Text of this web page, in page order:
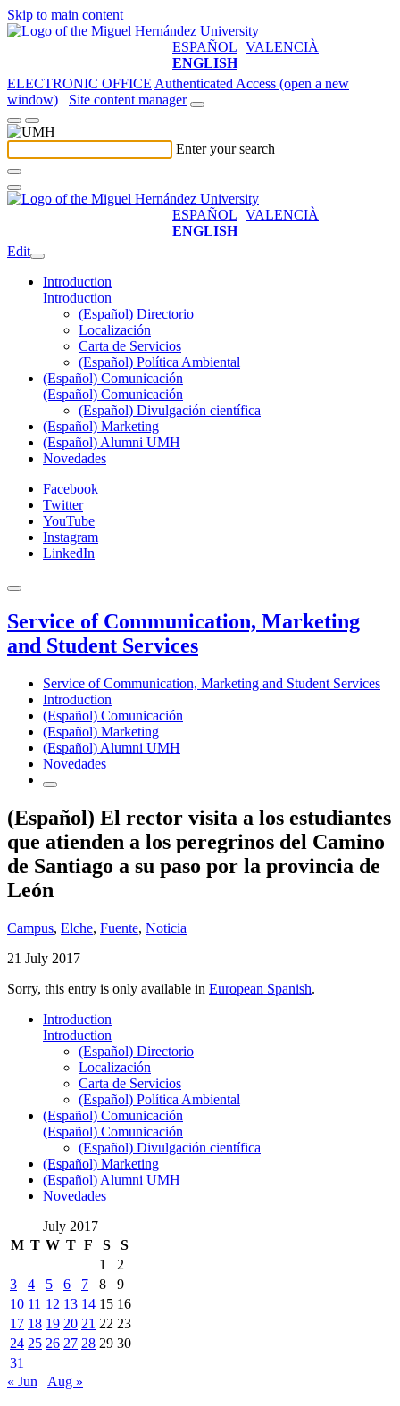
Skip to main content
ESPAÑOL VALENCIÀ
ENGLISH
ELECTRONIC OFFICE Authenticated Access (open a new
window)
Site content manager
Enter your search
ESPAÑOL VALENCIÀ
ENGLISH
Edit
Introduction
Introduction
(Español) Directorio
Localización
Carta de Servicios
(Español) Política Ambiental
(Español) Comunicación
(Español) Comunicación
(Español) Divulgación científica
(Español) Marketing
(Español) Alumni UMH
Novedades
Facebook
Twitter
YouTube
Instagram
LinkedIn
Service of Communication, Marketing
and Student Services
Service of Communication, Marketing and Student Services
Introduction
(Español) Comunicación
(Español) Marketing
(Español) Alumni UMH
Novedades
(Español) El rector visita a los estudiantes
que atienden a los peregrinos del Camino
de Santiago a su paso por la provincia de
León
Campus, Elche, Fuente, Noticia
21 July 2017
Sorry, this entry is only available in European Spanish.
Introduction
Introduction
(Español) Directorio
Localización
Carta de Servicios
(Español) Política Ambiental
(Español) Comunicación
(Español) Comunicación
(Español) Divulgación científica
(Español) Marketing
(Español) Alumni UMH
Novedades
July 2017
M T W T F S
S
1
2
3
4 5 6 7 8
9
10 11 12 13 14 15 16
17 18 19 20 21 22 23
24 25 26 27 28 29 30
31
« Jun
Aug »